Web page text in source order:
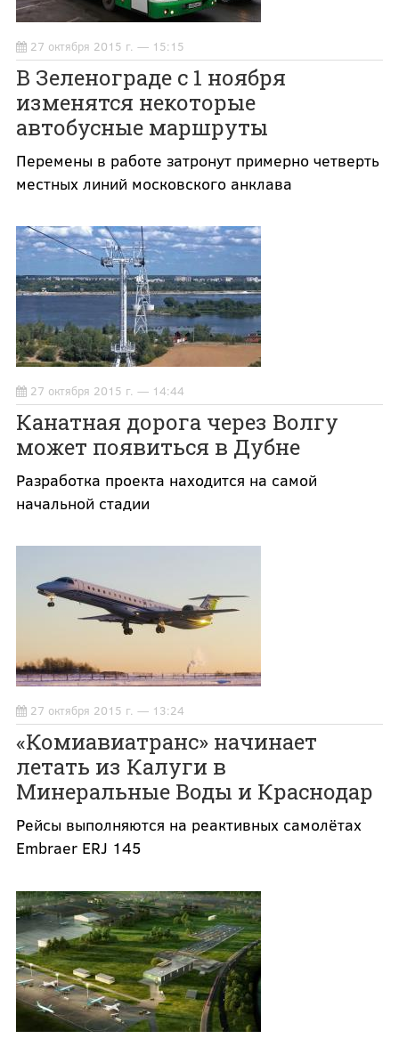
27 октября 2015 г. — 15:15
В Зеленограде с 1 ноября
изменятся некоторые
автобусные маршруты
Перемены в работе затронут примерно четверть
местных линий московского анклава
27 октября 2015 г. — 14:44
Канатная дорога через Волгу
может появиться в Дубне
Разработка проекта находится на самой
начальной стадии
27 октября 2015 г. — 13:24
«Комиавиатранс» начинает
летать из Калуги в
Минеральные Воды и Краснодар
Рейсы выполняются на реактивных самолётах
Embraer ERJ 145